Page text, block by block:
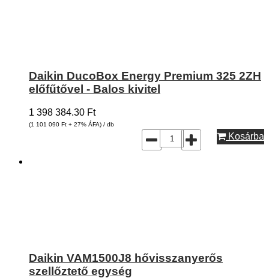
Daikin DucoBox Energy Premium 325 2ZH
előfűtővel - Balos kivitel
1 398 384.30 Ft
(1 101 090 Ft + 27% ÁFA) / db
Kosárba
Daikin VAM1500J8 hővisszanyerős
szellőztető egység